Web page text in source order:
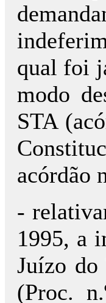
qual foi
modo
STA
-
1995, a
Juízo
(Proc.